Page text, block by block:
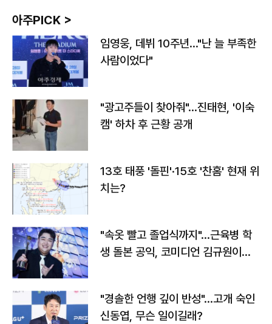
아주PICK >
임영웅, 데뷔 10주년…"난 늘 부족한
사람이었다"
"광고주들이 찾아줘"…진태현, '이숙
캠' 하차 후 근황 공개
13호 태풍 '돌핀'·15호 '찬홈' 현재 위
치는?
"속옷 빨고 졸업식까지"…근육병 학
생 돌본 공익, 코미디언 김규원이었
"경솔한 언행 깊이 반성"…고개 숙인
신동엽, 무슨 일이길래?